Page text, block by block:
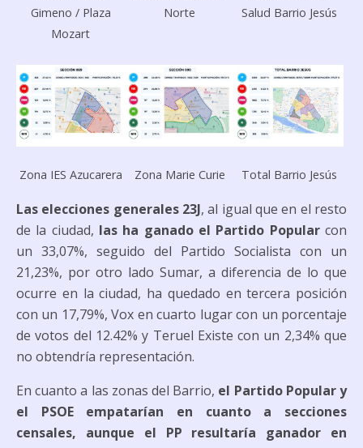
Gimeno / Plaza
Mozart
Norte
Salud Barrio Jesús
Zona IES Azucarera Zona Marie Curie Total Barrio Jesús
Las elecciones generales 23J, al igual que en el resto
de la ciudad, las ha ganado el Partido Popularcon
un 33,07%, seguido del Partido Socialista con un
21,23%, por otro lado Sumar, a diferencia de lo que
ocurre en la ciudad, ha quedado en tercera posición
con un 17,79%, Vox en cuarto lugar con un porcentaje
de votos del 12.42% y Teruel Existe con un 2,34% que
no obtendría representación.
En cuanto a las zonas del Barrio, el Partido Popular y
el PSOE empatarían en cuanto a secciones
censales, aunque el PP resultaría ganador en